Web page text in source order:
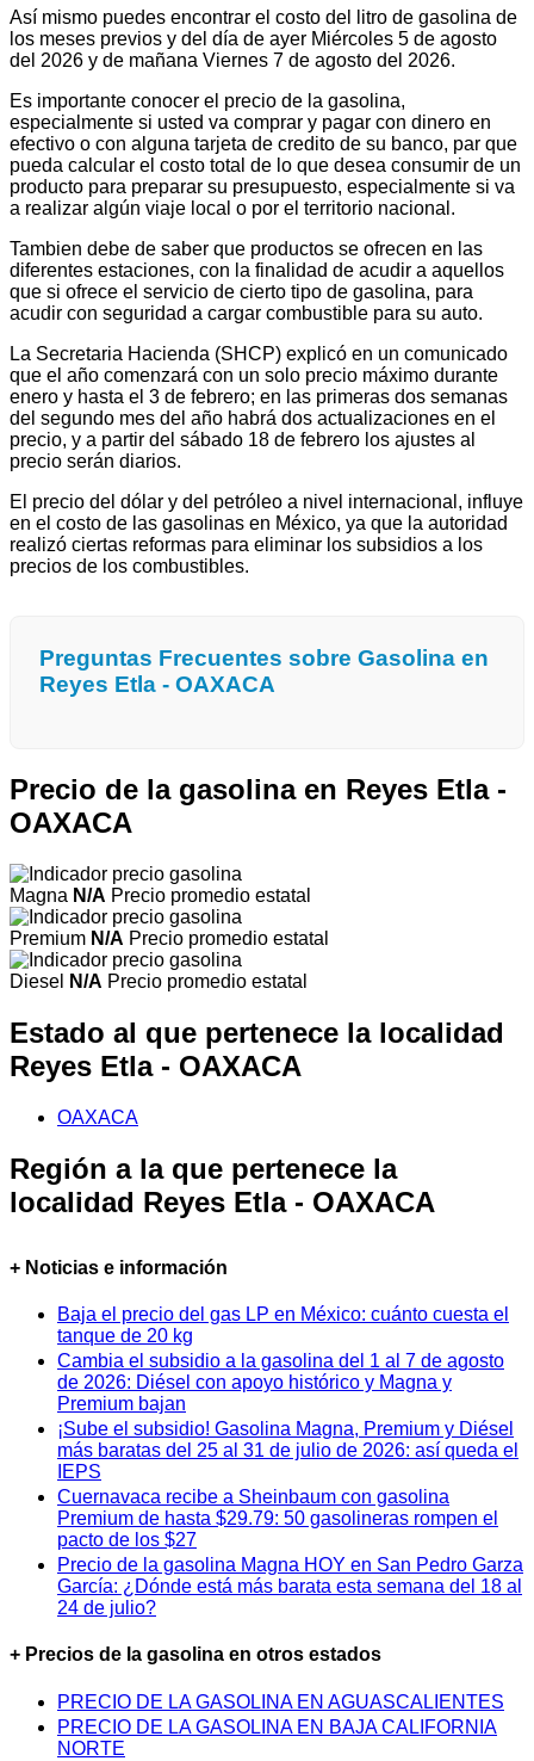
Así mismo puedes encontrar el costo del litro de gasolina de
los meses previos y del día de ayer Miércoles 5 de agosto
del 2026 y de mañana Viernes 7 de agosto del 2026.
Es importante conocer el precio de la gasolina,
especialmente si usted va comprar y pagar con dinero en
efectivo o con alguna tarjeta de credito de su banco, par que
pueda calcular el costo total de lo que desea consumir de un
producto para preparar su presupuesto, especialmente si va
a realizar algún viaje local o por el territorio nacional.
Tambien debe de saber que productos se ofrecen en las
diferentes estaciones, con la finalidad de acudir a aquellos
que si ofrece el servicio de cierto tipo de gasolina, para
acudir con seguridad a cargar combustible para su auto.
La Secretaria Hacienda (SHCP) explicó en un comunicado
que el año comenzará con un solo precio máximo durante
enero y hasta el 3 de febrero; en las primeras dos semanas
del segundo mes del año habrá dos actualizaciones en el
precio, y a partir del sábado 18 de febrero los ajustes al
precio serán diarios.
El precio del dólar y del petróleo a nivel internacional, influye
en el costo de las gasolinas en México, ya que la autoridad
realizó ciertas reformas para eliminar los subsidios a los
precios de los combustibles.
Preguntas Frecuentes sobre Gasolina en
Reyes Etla - OAXACA
Precio de la gasolina en Reyes Etla -
OAXACA
Magna N/A Precio promedio estatal
Premium N/A Precio promedio estatal
Diesel N/A Precio promedio estatal
Estado al que pertenece la localidad
Reyes Etla - OAXACA
OAXACA
Región a la que pertenece la
localidad Reyes Etla - OAXACA
+ Noticias e información
Baja el precio del gas LP en México: cuánto cuesta el
tanque de 20 kg
Cambia el subsidio a la gasolina del 1 al 7 de agosto
de 2026: Diésel con apoyo histórico y Magna y
Premium bajan
¡Sube el subsidio! Gasolina Magna, Premium y Diésel
más baratas del 25 al 31 de julio de 2026: así queda el
IEPS
Cuernavaca recibe a Sheinbaum con gasolina
Premium de hasta $29.79: 50 gasolineras rompen el
pacto de los $27
Precio de la gasolina Magna HOY en San Pedro Garza
García: ¿Dónde está más barata esta semana del 18 al
24 de julio?
+ Precios de la gasolina en otros estados
PRECIO DE LA GASOLINA EN AGUASCALIENTES
PRECIO DE LA GASOLINA EN BAJA CALIFORNIA
NORTE